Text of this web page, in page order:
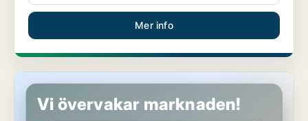
Mer info
Lägenhet i Vetlanda
Vi övervakar marknaden!